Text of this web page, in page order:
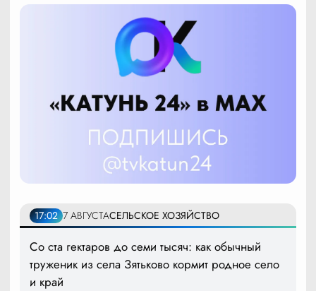
17:02 7 АВГУСТАСЕЛЬСКОЕ ХОЗЯЙСТВО
Со ста гектаров до семи тысяч: как обычный
труженик из села Зятьково кормит родное село
и край